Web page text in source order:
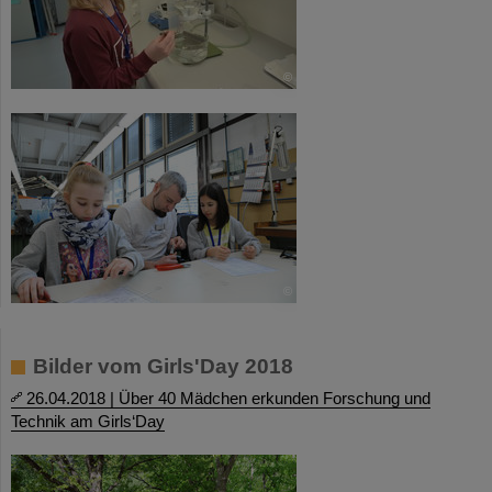
©
Bilder vom Girls'Day 2018
26.04.2018 | Über 40 Mädchen erkunden Forschung und
Technik am Girls‘Day